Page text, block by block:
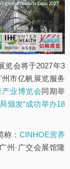
览会将于2027年3
市亿帆展览服务
业博览会同期举
颁发“成功举办18
： CINHOE营养
州·广交会展馆隆